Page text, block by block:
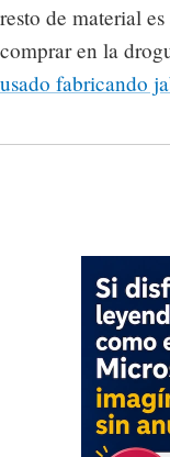
resto de material
comprar en la
usado fabricando